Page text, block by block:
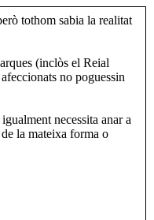
tothom sabia la realitat
(inclòs el Reial
no poguessin
necessita anar a
la mateixa forma o